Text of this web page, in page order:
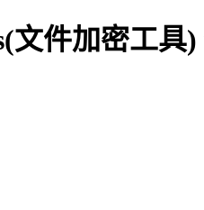
文件加密工具)